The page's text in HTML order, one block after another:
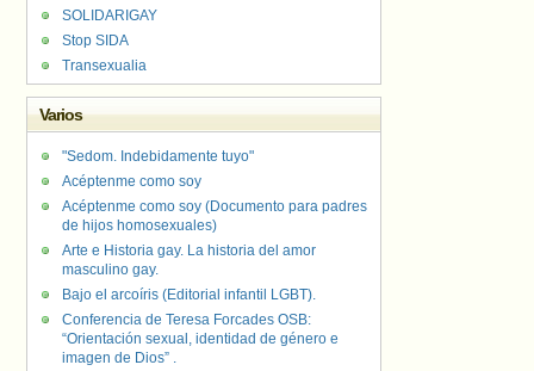
SOLIDARIGAY
Stop SIDA
Transexualia
Varios
"Sedom. Indebidamente tuyo"
Acéptenme como soy
Acéptenme como soy (Documento para padres
de hijos homosexuales)
Arte e Historia gay. La historia del amor
masculino gay.
Bajo el arcoíris (Editorial infantil LGBT).
Conferencia de Teresa Forcades OSB:
“Orientación sexual, identidad de género e
imagen de Dios” .